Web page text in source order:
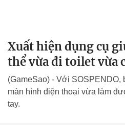
Xuất hiện dụng cụ
thể vừa đi toilet vừa
(GameSao) - Với SOSPENDO,
màn hình điện thoại vừa làm
tay.